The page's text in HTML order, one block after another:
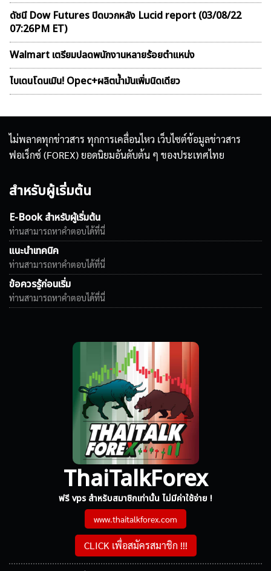
ดัชนี Dow Futures ปิดบวกหลัง Lucid report (03/08/22
07:26PM ET)
Walmart เตรียมปลดพนักงานหลายร้อยตำแหน่ง
ไบเดนโดนเมิน! Opec+ผลิตน้ำมันเพิ่มนิดเดียว
ไม่พลาดทุกข่าวสาร ทุกการเคลื่อนไหว เว็บไซต์ข้อมูลข่าวสาร
ฟอเร็กซ์ (FOREX) ยอดนิยมอันดับต้น ๆ ของประเทศไทย
สำหรับผู้เริ่มต้น
E-Book สำหรับผู้เริ่มต้น
ท่านสามารถหาคำตอบได้ที่นี่
แนะนำเทคนิค
ท่านสามารถหาคำตอบได้ที่นี่
ข้อควรรู้ก่อนเริ่ม
ท่านสามารถหาคำตอบได้ที่นี่
ThaiTalkForex
ฟรี vps สำหรับสมาชิกเท่านั้น ไม่มีค่าใช้จ่าย !
www.thaitalkforex.com
CLICK เพื่อสมัครสมาชิก !!!